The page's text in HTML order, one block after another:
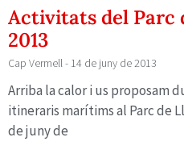
Activitats del Parc
2013
Cap Vermell 14 de juny de 2013
Arriba la calor i us proposam
itineraris marítims al Parc de
de juny de